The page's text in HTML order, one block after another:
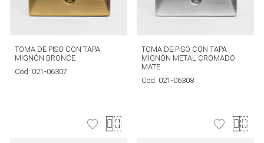
TOMA DE PISO CON TAPA
MIGNÓN BRONCE
Cod: 021-06307
TOMA DE PISO CON TAPA
MIGNÓN METAL CROMADO
MATE
Cod: 021-06308